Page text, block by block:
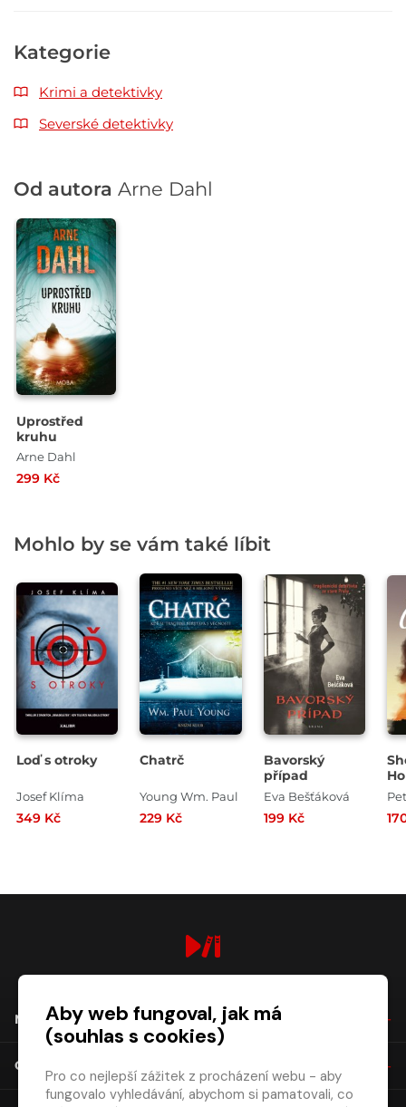
Kategorie
Krimi a detektivky
Severské detektivky
Od autora Arne Dahl
Uprostřed
kruhu
Arne Dahl
299 Kč
Mohlo by se vám také líbit
Loď s otroky
Josef Klíma
349 Kč
Chatrč
Young Wm. Paul
229 Kč
Bavorský
případ
Eva Bešťáková
199 Kč
NÁKUP
O SPOLEČNOSTI
Aby web fungoval, jak má
(souhlas s cookies)
Pro co nejlepší zážitek z procházení webu - aby
fungovalo vyhledávání, abychom si pamatovali, co